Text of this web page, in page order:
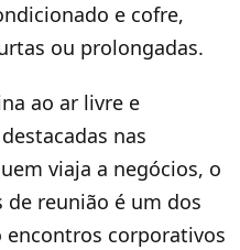
e cofre,
ou prolongadas.
ao ar livre e
nas
viaja a negócios, o
de reunião é um dos
corporativos